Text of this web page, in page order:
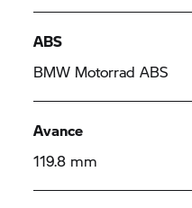
ABS
BMW Motorrad ABS
Avance
119.8 mm